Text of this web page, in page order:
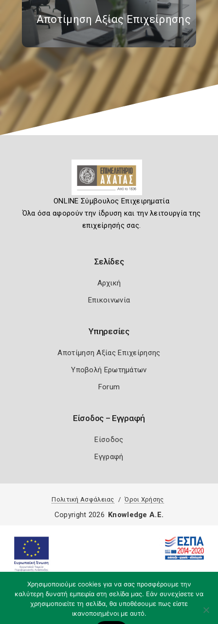
Αποτίμηση Αξίας Επιχείρησης
ONLINE Σύμβουλος Επιχειρηματία
Όλα όσα αφορούν την ίδρυση και την λειτουργία της
επιχείρησής σας.
Σελίδες
Αρχική
Επικοινωνία
Υπηρεσίες
Αποτίμηση Αξίας Επιχείρησης
Υποβολή Ερωτημάτων
Forum
Είσοδος – Εγγραφή
Είσοδος
Εγγραφή
Πολιτική Ασφάλειας Όροι Χρήσης
Χρησιμοποιούμε cookies για να σας προσφέρουμε την
καλύτερη δυνατή εμπειρία στη σελίδα μας. Εάν συνεχίσετε να
χρησιμοποιείτε τη σελίδα, θα υποθέσουμε πως είστε
ικανοποιημένοι με αυτό.
Copyright 2026 Knowledge A.E.